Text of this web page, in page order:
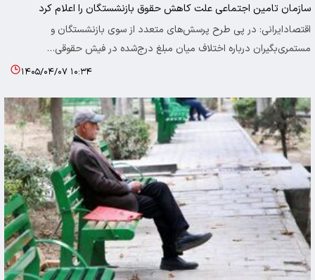
سازمان تامین اجتماعی علت کاهش حقوق بازنشستگان را اعلام کرد
اقتصادایرانی: در پی طرح پرسش‌های متعدد از سوی بازنشستگان و
مستمری‌بگیران درباره اختلاف میان مبلغ درج‌شده در فیش حقوقی…
۱۴۰۵/۰۴/۰۷ ۱۰:۳۴